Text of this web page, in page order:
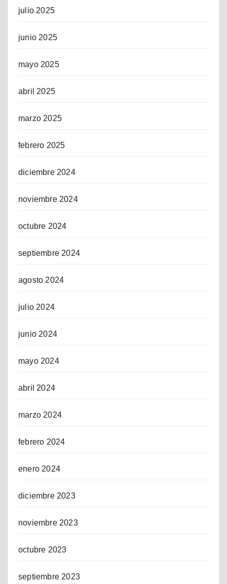
julio 2025
junio 2025
mayo 2025
abril 2025
marzo 2025
febrero 2025
diciembre 2024
noviembre 2024
octubre 2024
septiembre 2024
agosto 2024
julio 2024
junio 2024
mayo 2024
abril 2024
marzo 2024
febrero 2024
enero 2024
diciembre 2023
noviembre 2023
octubre 2023
septiembre 2023